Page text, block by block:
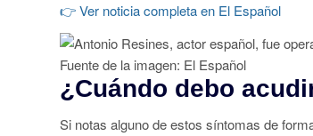
👉Ver noticia completa en El Español
Fuente de la imagen: El Español
¿Cuándo debo
Si notas alguno de estos síntomas de